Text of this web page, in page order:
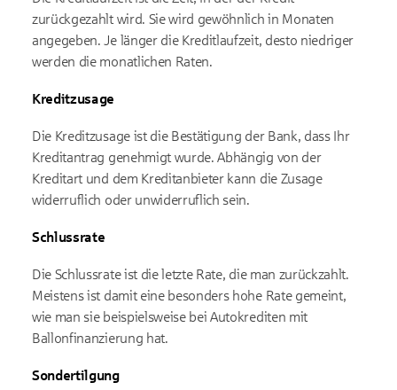
zurückgezahlt wird. Sie wird gewöhnlich in Monaten
angegeben. Je länger die Kreditlaufzeit, desto niedriger
werden die monatlichen Raten.
Kreditzusage
Die Kreditzusage ist die Bestätigung der Bank, dass Ihr
Kreditantrag genehmigt wurde. Abhängig von der
Kreditart und dem Kreditanbieter kann die Zusage
widerruflich oder unwiderruflich sein.
Schlussrate
Die Schlussrate ist die letzte Rate, die man zurückzahlt.
Meistens ist damit eine besonders hohe Rate gemeint,
wie man sie beispielsweise bei Autokrediten mit
Ballonfinanzierung hat.
Sondertilgung